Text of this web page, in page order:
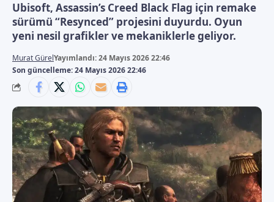
Ubisoft, Assassin’s Creed Black Flag için remake
sürümü “Resynced” projesini duyurdu. Oyun
yeni nesil grafikler ve mekaniklerle geliyor.
Son güncelleme: 24 Mayıs 2026 22:46
Murat GürelYayımlandı: 24 Mayıs 2026 22:46